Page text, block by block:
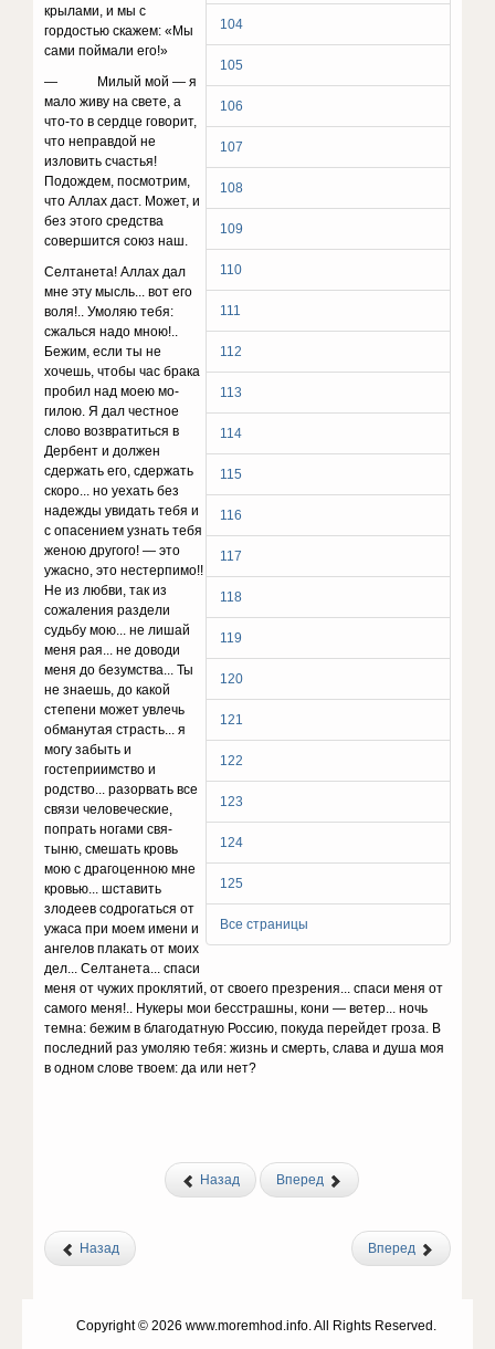
104
105
106
107
108
109
110
111
112
113
114
115
116
117
118
119
120
121
122
123
124
125
Все страницы
крылами, и мы с
гордостью ска­жем: «Мы
сами поймали его!»
— Милый мой — я
мало живу на свете, а
что-то в сердце говорит,
что неправдой не
изловить счастья!
Подождем, посмотрим,
что Аллах даст. Может, и
без этого средства
совершится союз наш.
Селтанета! Аллах дал
мне эту мысль... вот его
во­ля!.. Умоляю тебя:
сжалься надо мною!..
Бежим, если ты не
хочешь, чтобы час брака
пробил над моею мо­
гилою. Я дал честное
слово возвратиться в
Дербент и должен
сдержать его, сдержать
скоро... но уехать без
надежды увидать тебя и
с опасением узнать тебя
женою другого! — это
ужасно, это нестерпимо!!
Не из любви, так из
сожаления раздели
судьбу мою... не лишай
меня рая... не доводи
меня до безумства... Ты
не знаешь, до какой
степени может увлечь
обманутая страсть... я
могу забыть и
гостеприимство и
родство... разорвать все
связи человеческие,
попрать ногами свя­
тыню, смешать кровь
мою с драгоценною мне
кровью... шставить
злодеев содрогаться от
ужаса при моем имени и
ангелов плакать от моих
дел... Селтанета... спаси
меня от чужих проклятий, от своего презрения... спаси меня от
самого меня!.. Нукеры мои бесстрашны, кони — ветер... ночь
темна: бежим в благодатную Россию, покуда перейдет гроза. В
последний раз умоляю тебя: жизнь и смерть, слава и душа моя
в одном слове твоем: да или нет?
Назад Вперед
Назад Вперед
Copyright © 2026 www.moremhod.info. All Rights Reserved.